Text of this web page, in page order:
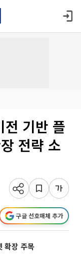
기반 플
전략 소
구글 선호매체 추가
확장 주목